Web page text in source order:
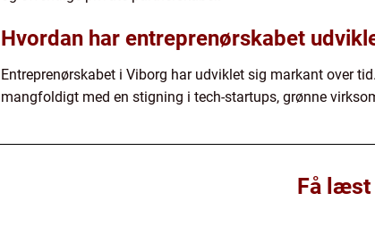
Hvordan har entreprenørskabet
Entreprenørskabet i Viborg har udviklet sig markant over
mangfoldigt med en stigning i tech-startups, grønne
Få